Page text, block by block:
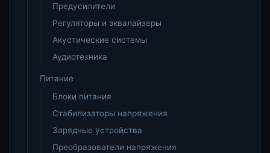
Предусилители
Регуляторы и эквалайзеры
Акустические системы
Аудиотехника
Питание
Блоки питания
Стабилизаторы напряжения
Зарядные устройства
Преобразователи напряжения